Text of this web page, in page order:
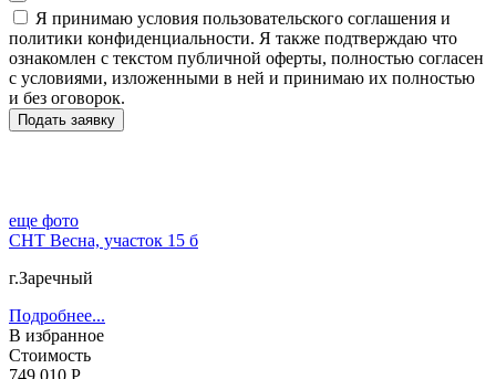
Я принимаю условия пользовательского соглашения и
политики конфиденциальности. Я также подтверждаю что
ознакомлен с текстом публичной оферты, полностью согласен
с условиями, изложенными в ней и принимаю их полностью
и без оговорок.
еще фото
СНТ Весна, участок 15 б
г.Заречный
Подробнее...
В избранное
Стоимость